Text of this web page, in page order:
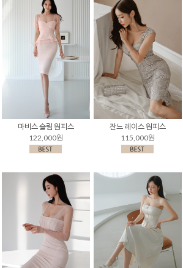
마비스 슬림 원피스
122,000원
잔느 레이스 원피스
115,000원